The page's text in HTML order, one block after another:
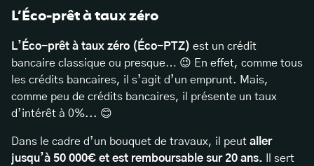
L’Éco-prêt à taux zéro
L’Éco-prêt à taux zéro (Éco-PTZ) est un crédit
bancaire classique ou presque… 😉 En effet, comme tous
les crédits bancaires, il s’agit d’un emprunt. Mais,
comme peu de crédits bancaires, il présente un taux
d’intérêt à 0%... 😊
Dans le cadre d’un bouquet de travaux, il peut aller
jusqu’à 50 000€ et est remboursable sur 20 ans.
Il sert